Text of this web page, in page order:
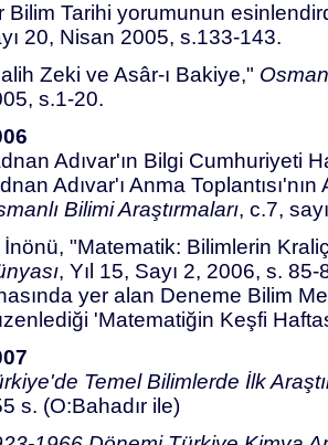
Bilim Tarihi yorumunun
20, Nisan 2005, s.133-143.
Zeki ve Asâr-ı Bakiye,"
s.1-20.
Adıvar'ın Bilgi Cumhuriyeti
Adıvar'ı Anma
Bilimi Araştırmaları, c.7,
İnönü, "Matematik: Bilimlerin
, Yıl 15, Sayı 2, 2006, s.
yer alan Deneme Bilim
'Matematiğin Keşfi
Temel Bilimlerde İlk
s. (O:Bahadır ile)